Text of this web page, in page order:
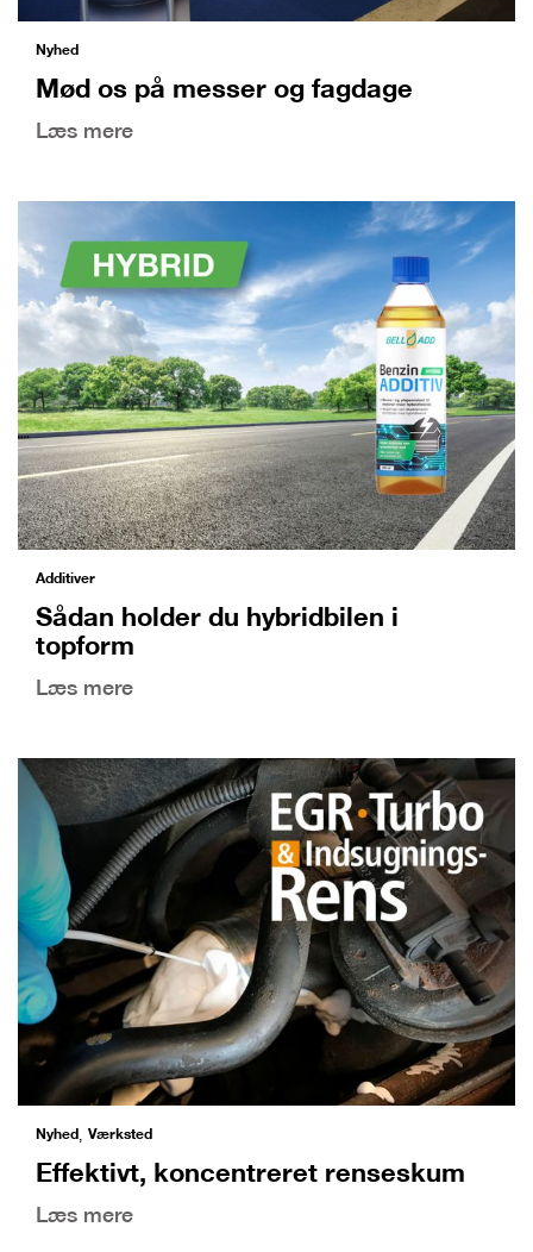
Nyhed
Mød os på messer og fagdage
Læs mere
Additiver
Sådan holder du hybridbilen i
topform
Læs mere
Nyhed, Værksted
Effektivt, koncentreret renseskum
Læs mere